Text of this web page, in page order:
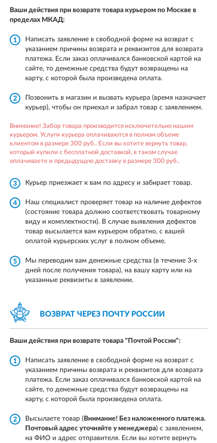
Ваши действия при возврате товара курьером по Москве в
пределах МКАД:
1
Написать заявление в свободной форме на возврат с
указанием причины возврата и реквизитов для возврата
платежа. Если заказ оплачивался банковской картой на
сайте, то денежные средства будут возвращены на
карту, с которой была произведена оплата.
2
Позвонить в магазин и вызвать курьера (время назначает
курьер), чтобы он приехал и забрал товар с заявлением.
Внимание! Забор товара производится исключительно нашим
курьером. Услуги курьера оплачиваются в полном объеме
клиентом в размере 300 руб.. Если вы хотите вернуть товар,
который купили с бесплатной доставкой, в таком случае
оплачиваете и предыдущую доставку в размере 300 руб..
3 Курьер приезжает к вам по адресу и забирает товар.
4
Наш специалист проверяет товар на наличие дефектов
(состояние товара должно соответствовать товарному
виду и комплектности). В случае выявления дефектов
товар высылается вам курьером обратно, с вашей
оплатой курьерских услуг в полном объеме.
5
Мы переводим вам денежные средства (в течение 3-х
дней после получения товара), на вашу карту или на
указанные реквизиты в заявлении.
ВОЗВРАТ ЧЕРЕЗ ПОЧТУ РОССИИ
Ваши действия при возврате товара "Почтой России":
1
Написать заявление в свободной форме на возврат с
указанием причины возврата и реквизитов для возврата
платежа. Если заказ оплачивался банковской картой на
сайте, то денежные средства будут возвращены на
карту, с которой была произведена оплата.
2 Высылаете товар ( Внимание! Без наложенного платежа.
Почтовый адрес уточняйте у менеджера) с заявлением,
на ФИО и адрес отправителя. Если вы хотите вернуть